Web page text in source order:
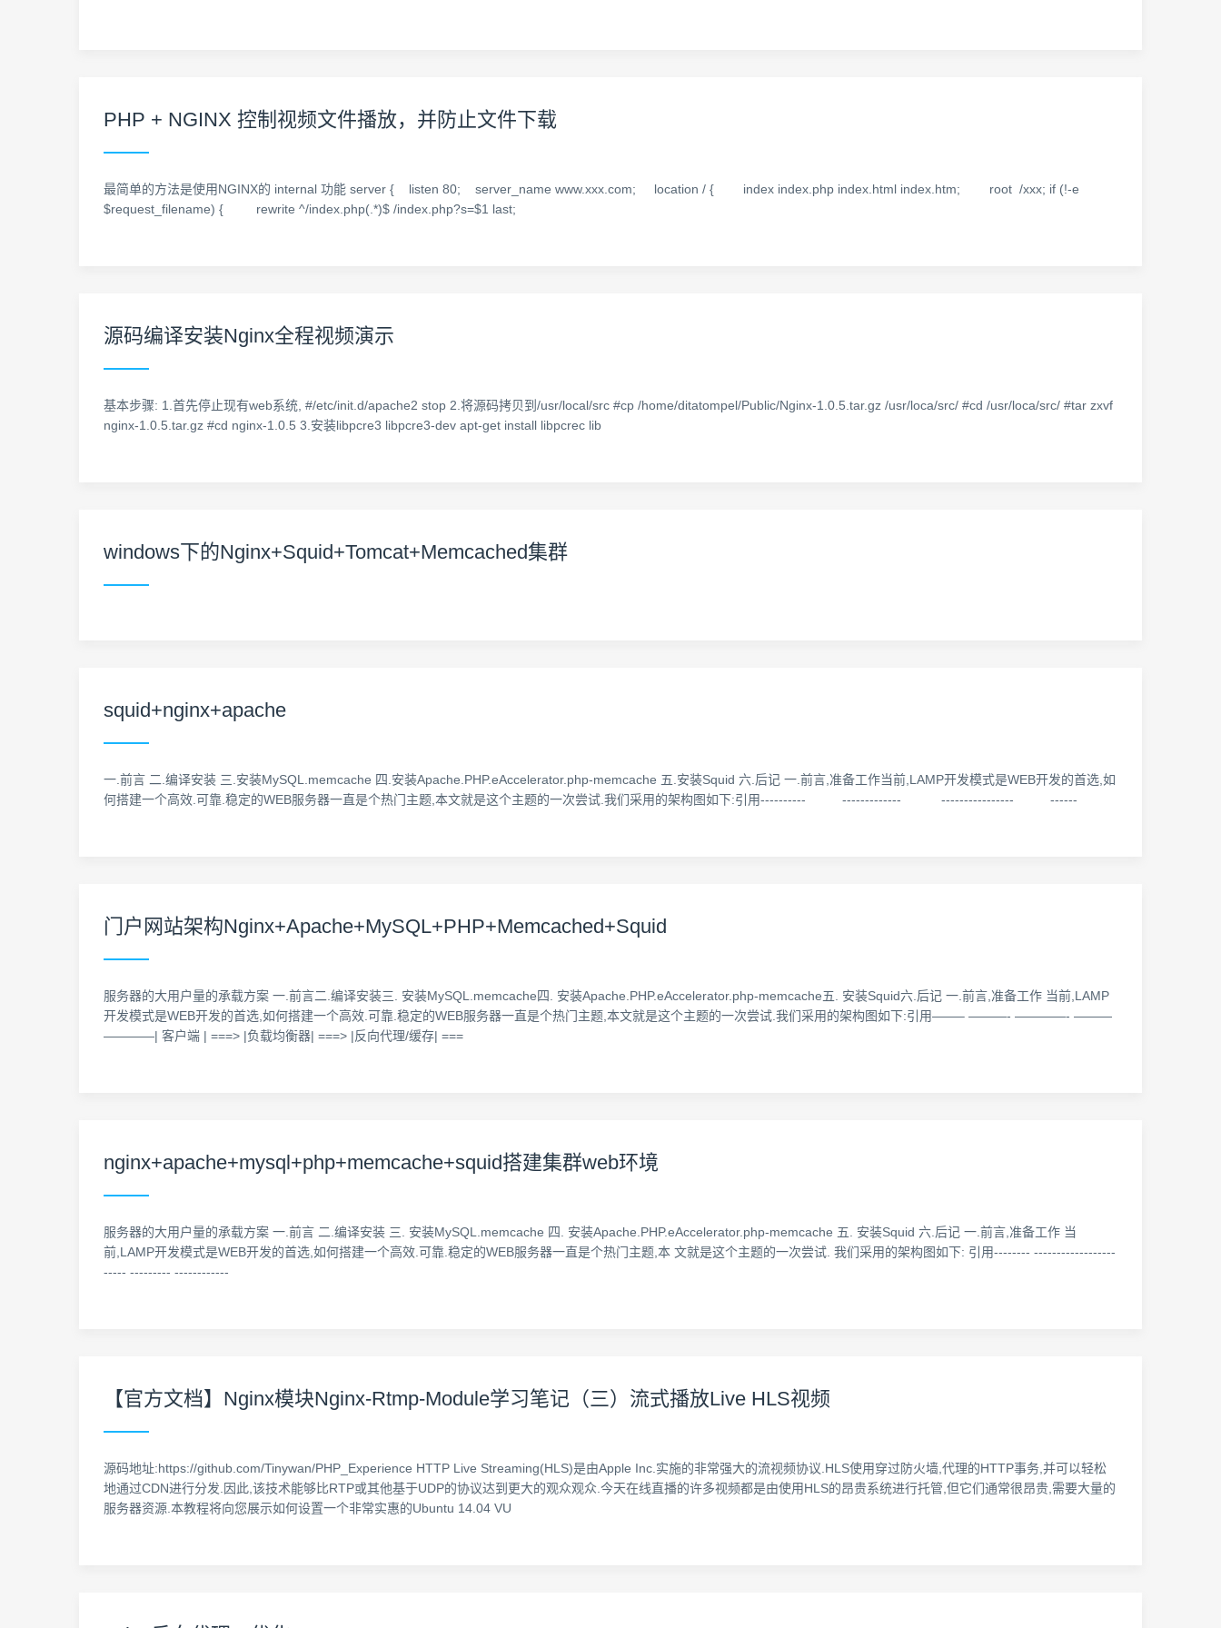
PHP + NGINX 控制视频文件播放，并防止文件下载
最简单的方法是使用NGINX的 internal 功能 server { listen 80; server_name www.xxx.com; location / { index index.php index.html index.htm; root /xxx; if (!-e
$request_filename) { rewrite ^/index.php(.*)$ /index.php?s=$1 last;
源码编译安装Nginx全程视频演示
基本步骤: 1.首先停止现有web系统, #/etc/init.d/apache2 stop 2.将源码拷贝到/usr/local/src #cp /home/ditatompel/Public/Nginx-1.0.5.tar.gz /usr/loca/src/ #cd /usr/loca/src/ #tar zxvf
nginx-1.0.5.tar.gz #cd nginx-1.0.5 3.安装libpcre3 libpcre3-dev apt-get install libpcrec lib
windows下的Nginx+Squid+Tomcat+Memcached集群
squid+nginx+apache
一.前言 二.编译安装 三.安装MySQL.memcache 四.安装Apache.PHP.eAccelerator.php-memcache 五.安装Squid 六.后记 一.前言,准备工作当前,LAMP开发模式是WEB开发的首选,如
何搭建一个高效.可靠.稳定的WEB服务器一直是个热门主题,本文就是这个主题的一次尝试.我们采用的架构图如下:引用---------- ------------- ---------------- ------
门户网站架构Nginx+Apache+MySQL+PHP+Memcached+Squid
服务器的大用户量的承载方案 一.前言二.编译安装三. 安装MySQL.memcache四. 安装Apache.PHP.eAccelerator.php-memcache五. 安装Squid六.后记 一.前言,准备工作 当前,LAMP
开发模式是WEB开发的首选,如何搭建一个高效.可靠.稳定的WEB服务器一直是个热门主题,本文就是这个主题的一次尝试.我们采用的架构图如下:引用——– ———- ————- ———
————| 客户端 | ===> |负载均衡器| ===> |反向代理/缓存| ===
nginx+apache+mysql+php+memcache+squid搭建集群web环境
服务器的大用户量的承载方案 一.前言 二.编译安装 三. 安装MySQL.memcache 四. 安装Apache.PHP.eAccelerator.php-memcache 五. 安装Squid 六.后记 一.前言,准备工作 当
前,LAMP开发模式是WEB开发的首选,如何搭建一个高效.可靠.稳定的WEB服务器一直是个热门主题,本 文就是这个主题的一次尝试. 我们采用的架构图如下: 引用-------- ------------------
----- --------- ------------
【官方文档】Nginx模块Nginx-Rtmp-Module学习笔记（三）流式播放Live HLS视频
源码地址:https://github.com/Tinywan/PHP_Experience HTTP Live Streaming(HLS)是由Apple Inc.实施的非常强大的流视频协议.HLS使用穿过防火墙,代理的HTTP事务,并可以轻松
地通过CDN进行分发.因此,该技术能够比RTP或其他基于UDP的协议达到更大的观众观众.今天在线直播的许多视频都是由使用HLS的昂贵系统进行托管,但它们通常很昂贵,需要大量的
服务器资源.本教程将向您展示如何设置一个非常实惠的Ubuntu 14.04 VU